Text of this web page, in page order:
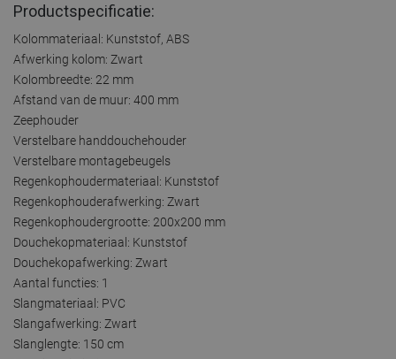
Productspecificatie:
Kolommateriaal: Kunststof, ABS
Afwerking kolom: Zwart
Kolombreedte: 22 mm
Afstand van de muur: 400 mm
Zeephouder
Verstelbare handdouchehouder
Verstelbare montagebeugels
Regenkophoudermateriaal: Kunststof
Regenkophouderafwerking: Zwart
Regenkophoudergrootte: 200x200 mm
Douchekopmateriaal: Kunststof
Douchekopafwerking: Zwart
Aantal functies: 1
Slangmateriaal: PVC
Slangafwerking: Zwart
Slanglengte: 150 cm